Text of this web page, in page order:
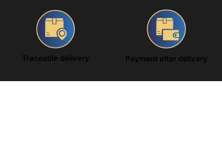
Traceable delivery Payment after delivery